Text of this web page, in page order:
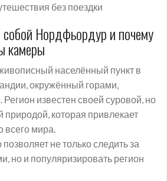
без поездки
Нордфьордур и почему
камеры
населённый пункт в
окружённый горами,
известен своей суровой, но
природой, которая привлекает
всего мира.
не только следить за
но и популяризировать регион